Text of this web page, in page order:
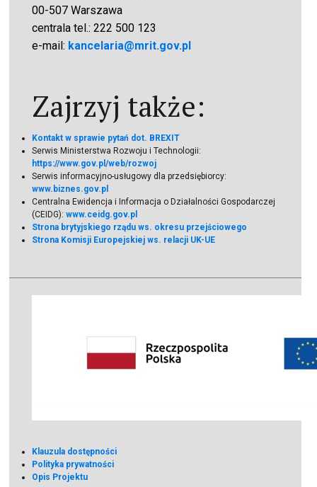
00-507 Warszawa
centrala tel.: 222 500 123
e-mail: kancelaria@mrit.gov.pl
Zajrzyj także:
Kontakt w sprawie pytań dot. BREXIT
Serwis Ministerstwa Rozwoju i Technologii:
https://www.gov.pl/web/rozwoj
Serwis informacyjno-usługowy dla przedsiębiorcy:
www.biznes.gov.pl
Centralna Ewidencja i Informacja o Działalności Gospodarczej
(CEIDG):www.ceidg.gov.pl
Strona brytyjskiego rządu ws. okresu przejściowego
Strona Komisji Europejskiej ws. relacji UK-UE
Klauzula dostępności
Polityka prywatności
Opis Projektu